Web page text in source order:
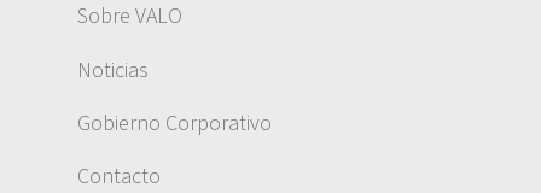
Sobre VALO
Noticias
Gobierno Corporativo
Contacto